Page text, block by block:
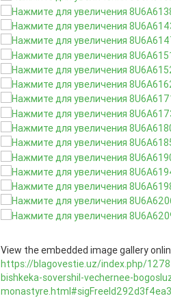
View the embedded image gallery
https://blagovestie.uz/index.php/
bishkeka-sovershil-vechernee-
monastyre.html#sigFreeId292d3f4ea3